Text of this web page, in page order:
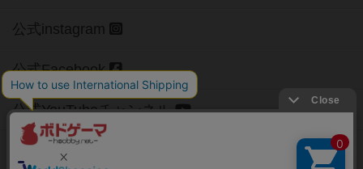
公式instagram
公式Facebook
公式YouTubeチャンネル